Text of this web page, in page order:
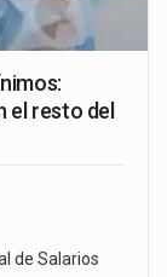
el resto del
de Salarios